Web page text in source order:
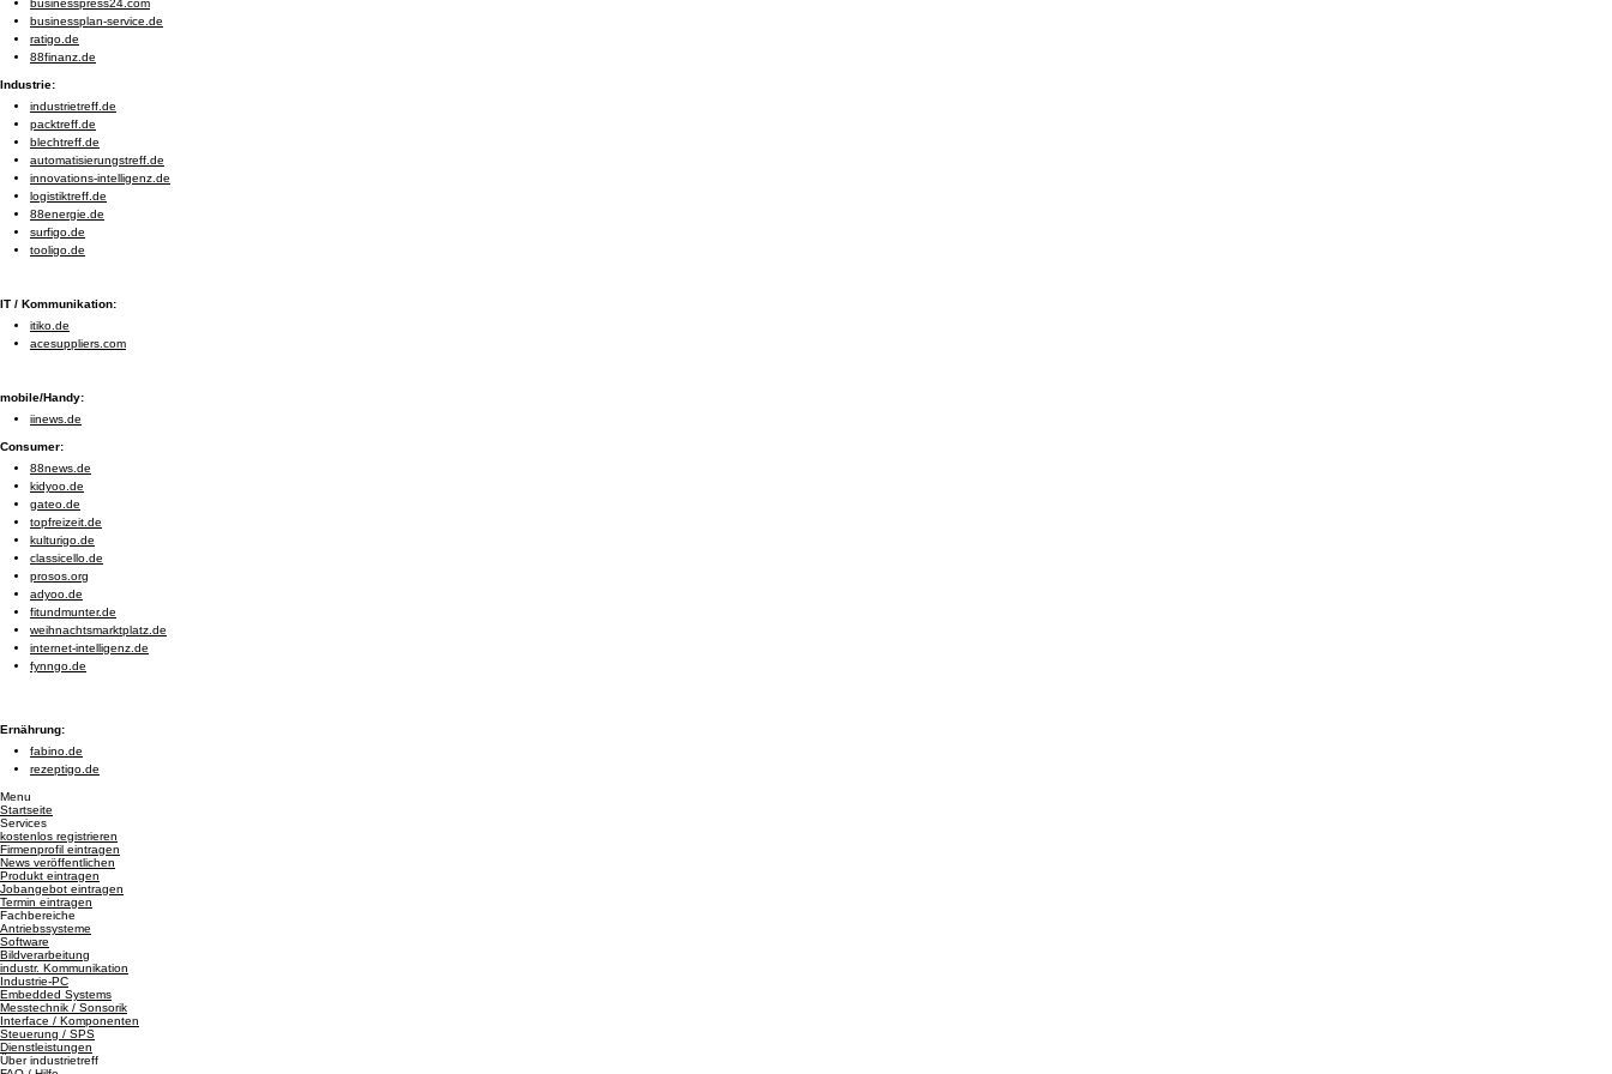
businesspress24.com
businessplan-service.de
ratigo.de
88finanz.de
Industrie:
industrietreff.de
packtreff.de
blechtreff.de
automatisierungstreff.de
innovations-intelligenz.de
logistiktreff.de
88energie.de
surfigo.de
tooligo.de
IT / Kommunikation:
itiko.de
acesuppliers.com
mobile/Handy:
iinews.de
Consumer:
88news.de
kidyoo.de
gateo.de
topfreizeit.de
kulturigo.de
classicello.de
prosos.org
adyoo.de
fitundmunter.de
weihnachtsmarktplatz.de
internet-intelligenz.de
fynngo.de
Ernährung:
fabino.de
rezeptigo.de
Menu
Startseite
Services
kostenlos registrieren
Firmenprofil eintragen
News veröffentlichen
Produkt eintragen
Jobangebot eintragen
Termin eintragen
Fachbereiche
Antriebssysteme
Software
Bildverarbeitung
industr. Kommunikation
Industrie-PC
Embedded Systems
Messtechnik / Sonsorik
Interface / Komponenten
Steuerung / SPS
Dienstleistungen
Über industrietreff